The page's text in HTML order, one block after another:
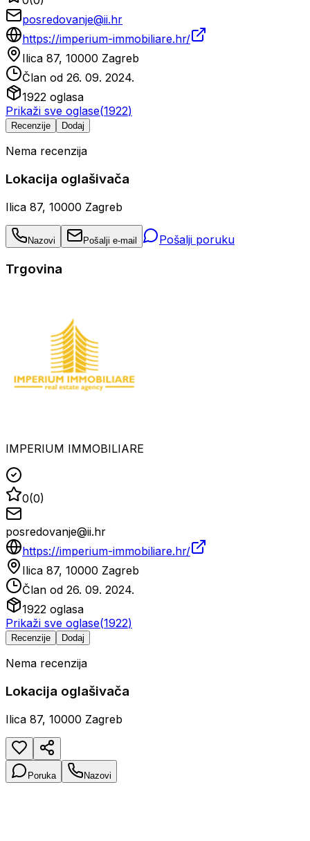
posredovanje@ii.hr
https://imperium-immobiliare.hr/
Ilica 87, 10000 Zagreb
Član od 26. 09. 2024.
1922 oglasa
Prikaži sve oglase(1922)
Recenzije Dodaj
Nema recenzija
Lokacija oglašivača
Ilica 87, 10000 Zagreb
Nazovi Pošalji e-mail Pošalji poruku
Trgovina
IMPERIUM IMMOBILIARE
0(0)
posredovanje@ii.hr
https://imperium-immobiliare.hr/
Ilica 87, 10000 Zagreb
Član od 26. 09. 2024.
1922 oglasa
Prikaži sve oglase(1922)
Recenzije Dodaj
Nema recenzija
Lokacija oglašivača
Ilica 87, 10000 Zagreb
Poruka Nazovi